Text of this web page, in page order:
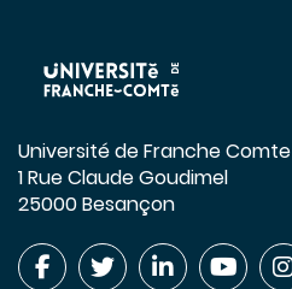
Université de Franche Comte
1 Rue Claude Goudimel
25000 Besançon